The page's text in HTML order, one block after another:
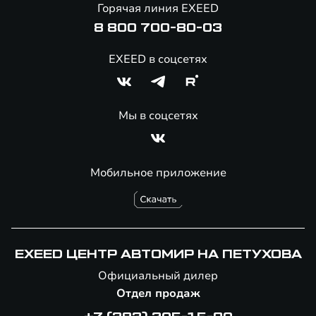
Специальные предложения
Мобильное приложение
Горячая линия EXEED
8 800 700-80-03
EXEED в соцсетях
Мы в соцсетях
EXEED ЦЕНТР АВТОМИР НА ПЕТУХОВА
Официальный дилер
Отдел продаж